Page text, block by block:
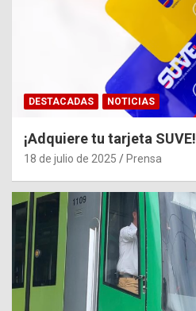
DESTACADAS NOTICIAS
¡Adquiere tu tarjeta SUVE!
18 de julio de 2025 Prensa